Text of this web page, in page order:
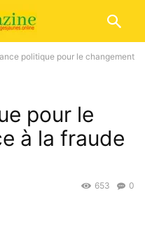
politique pour le changement
pour le
à la fraude
0
653